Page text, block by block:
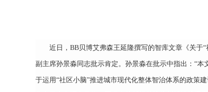
近日，BB贝博艾弗森王延隆撰写的智库文章《关于“
副主席孙景淼同志批示肯定。孙景淼在批示中指出：“
于运用“社区小脑”推进城市现代化整体智治体系的政策